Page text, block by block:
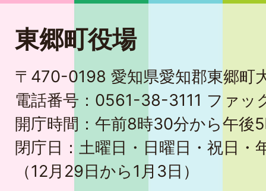
東郷町役場
〒470-0198 愛知県愛知郡東郷町
電話番号：0561-38-3111 ファ
開庁時間：午前8時30分から午後
閉庁日：土曜日・日曜日・祝日・
（12月29日から1月3日）